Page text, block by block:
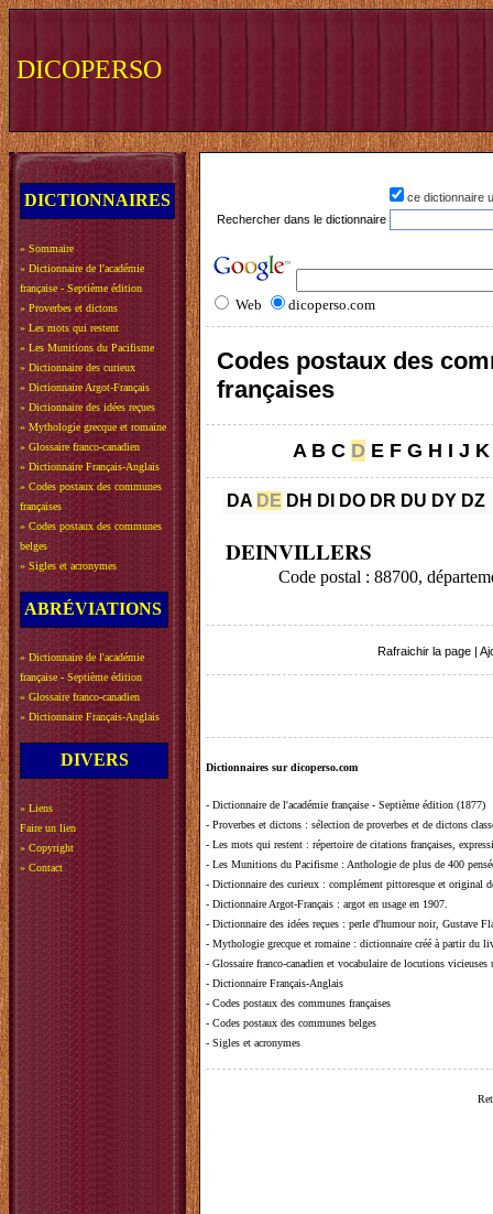
DICOPERSO
DICTIONNAIRES
» Sommaire
» Dictionnaire de l'académie
française - Septième édition
» Proverbes et dictons
» Les mots qui restent
» Les Munitions du Pacifisme
» Dictionnaire des curieux
» Dictionnaire Argot-Français
» Dictionnaire des idées reçues
» Mythologie grecque et romaine
» Glossaire franco-canadien
» Dictionnaire Français-Anglais
» Codes postaux des communes
françaises
» Codes postaux des communes
belges
» Sigles et acronymes
ABRÉVIATIONS
» Dictionnaire de l'académie
française - Septième édition
» Glossaire franco-canadien
» Dictionnaire Français-Anglais
DIVERS
» Liens
Faire un lien
» Copyright
» Contact
ce dictionnaire
Rechercher dans le dictionnaire
Web dicoperso.com
Codes postaux des
françaises
A B C D E F G H I J K
DA DE DH DI DO DR DU DY DZ
DEINVILLERS
Code postal : 88700,
Rafraichir la page
Dictionnaires sur dicoperso.com
- Dictionnaire de l'académie française - Septième édition (1877)
- Proverbes et dictons : sélection de proverbes et de dictons
- Les mots qui restent : répertoire de citations françaises,
- Les Munitions du Pacifisme : Anthologie de plus de 400
- Dictionnaire des curieux : complément pittoresque et original
- Dictionnaire Argot-Français : argot en usage en 1907.
- Dictionnaire des idées reçues : perle d'humour noir, Gustave
- Mythologie grecque et romaine : dictionnaire créé à partir du
- Glossaire franco-canadien et vocabulaire de locutions vicieuses
- Dictionnaire Français-Anglais
- Codes postaux des communes françaises
- Codes postaux des communes belges
- Sigles et acronymes